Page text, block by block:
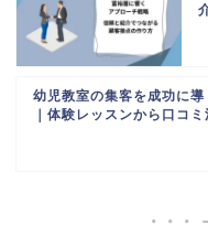
幼児教室の集客を成功に
｜体験レッスンから口コ